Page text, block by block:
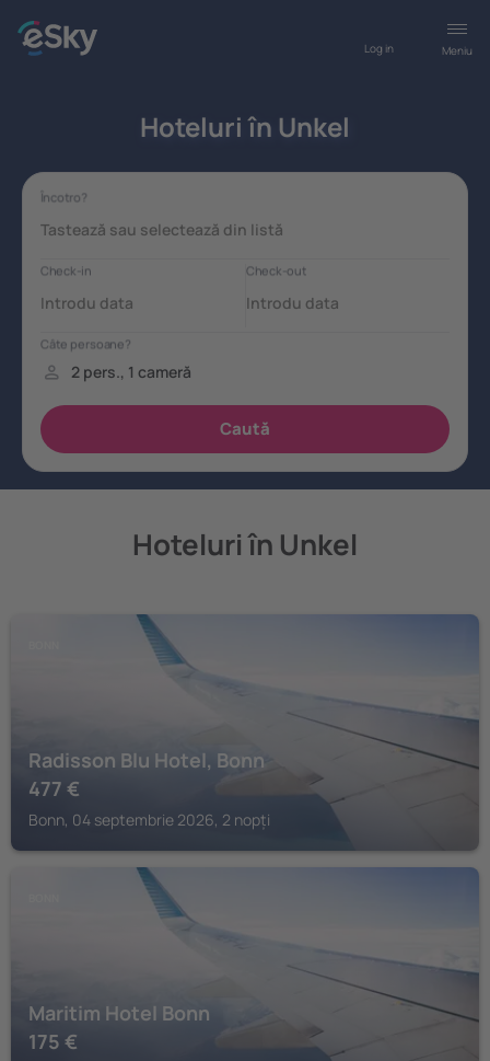
Meniu
Log in
Hoteluri în Unkel
Hoteluri în Unkel
Radisson Blu Hotel, Bonn
477 €
Bonn, 04 septembrie 2026, 2 nopți
Maritim Hotel Bonn
175 €